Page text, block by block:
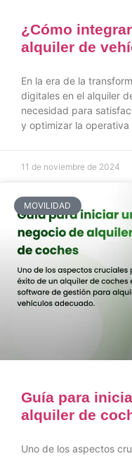
¿Cómo
alquiler de
En la era de la
digitales en el alquiler
necesidad para
y optimizar la operativa
11 de noviembre de 2024
MOVILIDAD
Guía para
alquiler de
Uno de los aspectos